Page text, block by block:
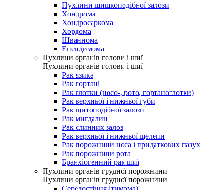
Пухлини шишкоподібної залози
Хондрома
Хондросаркома
Хордома
Шваннома
Епендимома
Пухлини органів голови і шиї
Пухлини органів голови і шиї
Рак язика
Рак гортані
Рак глотки (носо-, рото, гортаноглотки)
Рак верхньої і нижньої губи
Рак щитоподібної залози
Рак мигдалин
Рак слинних залоз
Рак верхньої і нижньої щелепи
Рак порожнини носа і придаткових пазух
Рак порожнини рота
Бранхіогенний рак шиї
Пухлини органів грудної порожнини
Пухлини органів грудної порожнини
Середостіння (тимома)